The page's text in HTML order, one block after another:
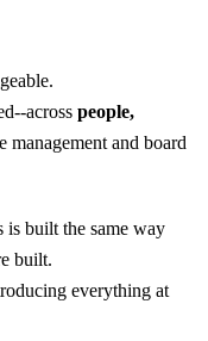
across people,
management and board
is built the same way
built.
everything at